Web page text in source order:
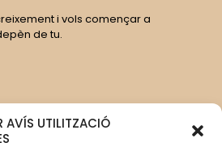
AVÍS UTILITZACIÓ
i vols començar a
de tu.